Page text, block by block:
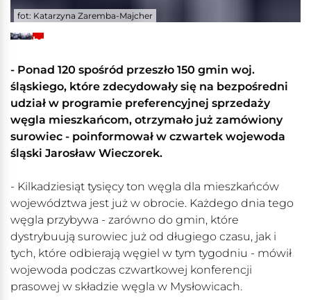
fot: Katarzyna Zaremba-Majcher
+5
Zobacz
- Ponad 120 spośród przeszło 150 gmin woj.
śląskiego, które zdecydowały się na bezpośredni
udział w programie preferencyjnej sprzedaży
węgla mieszkańcom, otrzymało już zamówiony
surowiec - poinformował w czwartek wojewoda
śląski Jarosław Wieczorek.
- Kilkadziesiąt tysięcy ton węgla dla mieszkańców
województwa jest już w obrocie. Każdego dnia tego
węgla przybywa - zarówno do gmin, które
dystrybuują surowiec już od długiego czasu, jak i
tych, które odbierają węgiel w tym tygodniu - mówił
wojewoda podczas czwartkowej konferencji
prasowej w składzie węgla w Mysłowicach.